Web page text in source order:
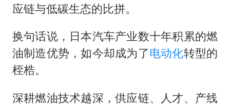
应链与低碳生态的比拼。
换句话说，日本汽车产业数十年积累的燃
油制造优势，如今却成为了电动化转型的
桎梏。
深耕燃油技术越深，供应链、人才、产线